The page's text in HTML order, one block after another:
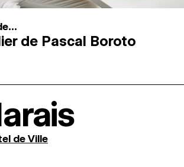
de Pascal Boroto
de Ville